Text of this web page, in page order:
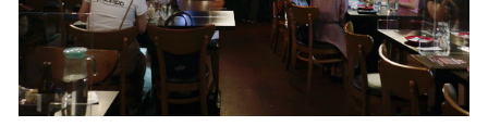
合作與代言
訂閱電子報